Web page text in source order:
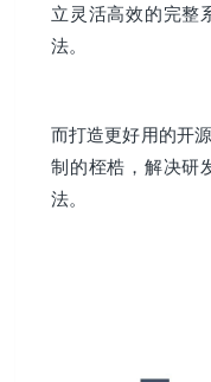
立灵活高效的完整
法。
而打造更好用的开
制的桎梏，解决研
法。